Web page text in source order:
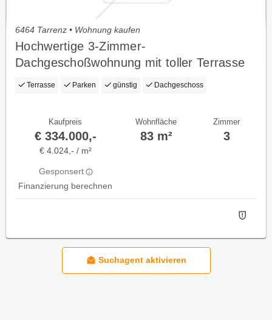
6464 Tarrenz • Wohnung kaufen
Hochwertige 3-Zimmer-
Dachgeschoßwohnung mit toller Terrasse
Terrasse Parken günstig Dachgeschoss
Kaufpreis
€ 334.000,-
€ 4.024,- / m²
Gesponsert
Finanzierung berechnen
Wohnfläche
83 m²
Zimmer
3
Suchagent aktivieren